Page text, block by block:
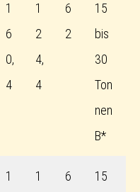
1
6
0,
4
1
2
4,
4
6
2
15
bis
30
Ton
nen
B*
1
1
6
15